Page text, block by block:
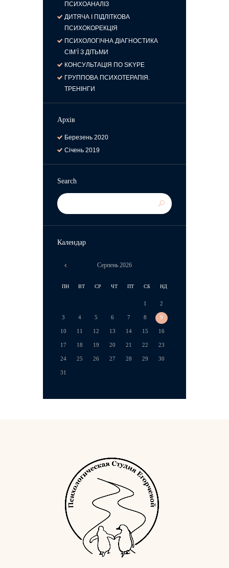
ПСИХОАНАЛІЗ
ДИТЯЧА І ПІДЛІТКОВА
ПСИХОКОРЕКЦІЯ
ПСИХОЛОГІЧНА ДІАГНОСТИКА
СІМ’Ї З ДІТЬМИ
КОНСУЛЬТАЦІЯ ПО SKYPE
ГРУППОВА ПСИХОТЕРАПІЯ.
ТРЕНІНГИ
Архів
Березень2020
Січень2019
Search
Календар
Серпень 2026
ПН ВТ СР ЧТ ПТ СБ НД
1 2
3 4 5 6 7 8 9
10 11 12 13 14 15 16
17 18 19 20 21 22 23
24 25 26 27 28 29 30
31